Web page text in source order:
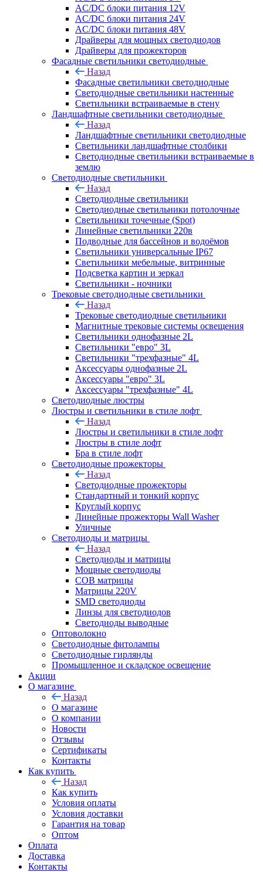
AC/DC блоки питания 12V
AC/DC блоки питания 24V
AC/DC блоки питания 48V
Драйверы для мощных светодиодов
Драйверы для прожекторов
Фасадные светильники светодиодные
Назад
Фасадные светильники светодиодные
Светодиодные светильники настенные
Светильники встраиваемые в стену
Ландшафтные светильники светодиодные
Назад
Ландшафтные светильники светодиодные
Светильники ландшафтные столбики
Светодиодные светильники встраиваемые в
землю
Светодиодные светильники
Назад
Светодиодные светильники
Светодиодные светильники потолочные
Светильники точечные (Spot)
Линейные светильники 220в
Подводные для бассейнов и водоёмов
Светильники универсальные IP67
Светильники мебельные, витринные
Подсветка картин и зеркал
Светильники - ночники
Трековые светодиодные светильники
Назад
Трековые светодиодные светильники
Магнитные трековые системы освещения
Светильники однофазные 2L
Светильники "евро" 3L
Светильники "трехфазные" 4L
Аксессуары однофазные 2L
Аксессуары "евро" 3L
Аксессуары "трехфазные" 4L
Светодиодные люстры
Люстры и светильники в стиле лофт
Назад
Люстры и светильники в стиле лофт
Люстры в стиле лофт
Бра в стиле лофт
Светодиодные прожекторы
Назад
Светодиодные прожекторы
Стандартный и тонкий корпус
Круглый корпус
Линейные прожекторы Wall Washer
Уличные
Светодиоды и матрицы
Назад
Светодиоды и матрицы
Мощные светодиоды
COB матрицы
Матрицы 220V
SMD светодиоды
Линзы для светодиодов
Светодиоды выводные
Оптоволокно
Светодиодные фитолампы
Светодиодные гирлянды
Промышленное и складское освещение
Акции
О магазине
Назад
О магазине
О компании
Новости
Отзывы
Сертификаты
Контакты
Как купить
Назад
Как купить
Условия оплаты
Условия доставки
Гарантия на товар
Оптом
Оплата
Доставка
Контакты